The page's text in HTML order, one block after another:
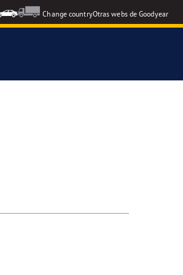
Change countryOtras webs de Goodyear